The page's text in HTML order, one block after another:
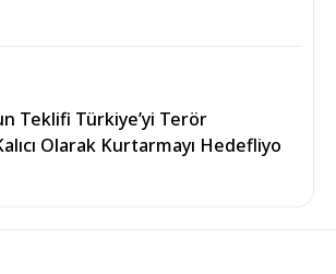
Teklifi Türkiye’yi Terör
Olarak Kurtarmayı Hedefliyo